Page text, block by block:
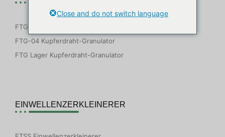
FTG-03 Mini-Kupferdraht-Granulator
FTG-04 Kupferdraht-Granulator
FTG Lager Kupferdraht-Granulator
EINWELLENZERKLEINERER
Close and do not switch language